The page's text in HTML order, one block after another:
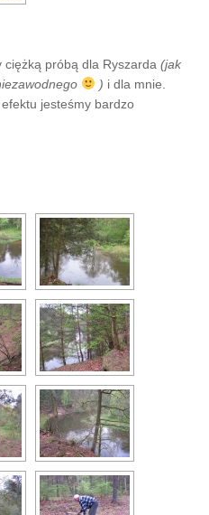
ciężką próbą dla Ryszarda (jak
) i dla mnie.
jesteśmy bardzo